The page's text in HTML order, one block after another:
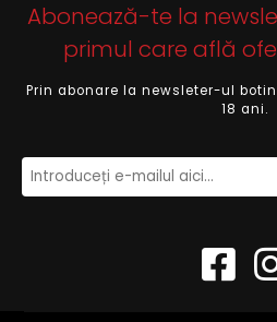
Abonează-te la
primul care află
Prin abonare la newsleter-ul
18 ani.